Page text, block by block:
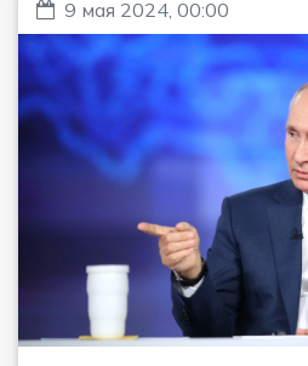
9 мая 2024, 00:00